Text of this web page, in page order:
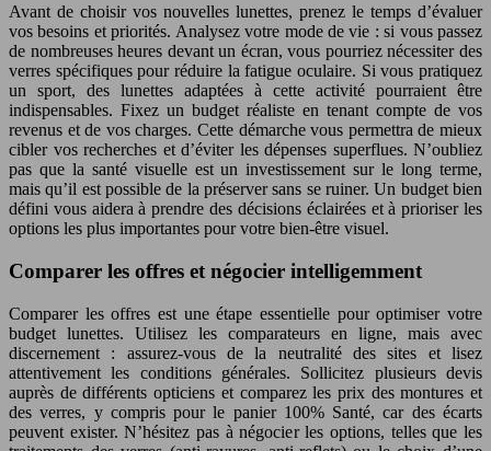
Avant de choisir vos nouvelles lunettes, prenez le temps d’évaluer
vos besoins et priorités. Analysez votre mode de vie : si vous passez
de nombreuses heures devant un écran, vous pourriez nécessiter des
verres spécifiques pour réduire la fatigue oculaire. Si vous pratiquez
un sport, des lunettes adaptées à cette activité pourraient être
indispensables. Fixez un budget réaliste en tenant compte de vos
revenus et de vos charges. Cette démarche vous permettra de mieux
cibler vos recherches et d’éviter les dépenses superflues. N’oubliez
pas que la santé visuelle est un investissement sur le long terme,
mais qu’il est possible de la préserver sans se ruiner. Un budget bien
défini vous aidera à prendre des décisions éclairées et à prioriser les
options les plus importantes pour votre bien-être visuel.
Comparer les offres et négocier intelligemment
Comparer les offres est une étape essentielle pour optimiser votre
budget lunettes. Utilisez les comparateurs en ligne, mais avec
discernement : assurez-vous de la neutralité des sites et lisez
attentivement les conditions générales. Sollicitez plusieurs devis
auprès de différents opticiens et comparez les prix des montures et
des verres, y compris pour le panier 100% Santé, car des écarts
peuvent exister. N’hésitez pas à négocier les options, telles que les